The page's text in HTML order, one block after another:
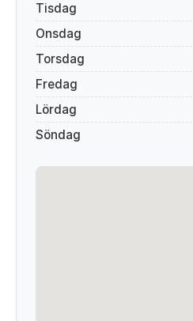
Tisdag
Onsdag
Torsdag
Fredag
Lördag
Söndag